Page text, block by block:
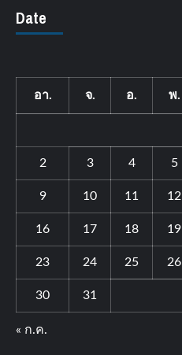
Date
อา. จ. อ. พ.
2 3 4 5
9 10 11 12
16 17 18 19
23 24 25 26
30 31
« ก.ค.